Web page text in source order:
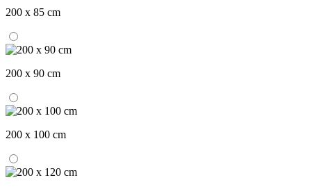
200 x 85 cm
200 x 90 cm
200 x 100 cm